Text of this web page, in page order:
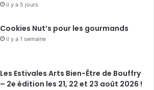
il y a 5 jours
Cookies Nut’s pour les gourmands
il y a 1 semaine
Les Estivales Arts Bien-Être de Bouffry
– 2e édition les 21, 22 et 23 août 2026 !